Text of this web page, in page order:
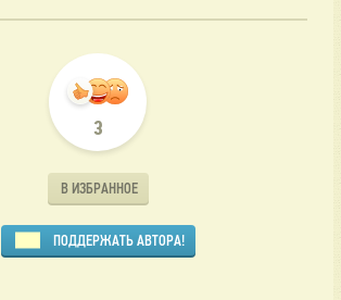
3
В ИЗБРАННОЕ
ПОДДЕРЖАТЬ АВТОРА!